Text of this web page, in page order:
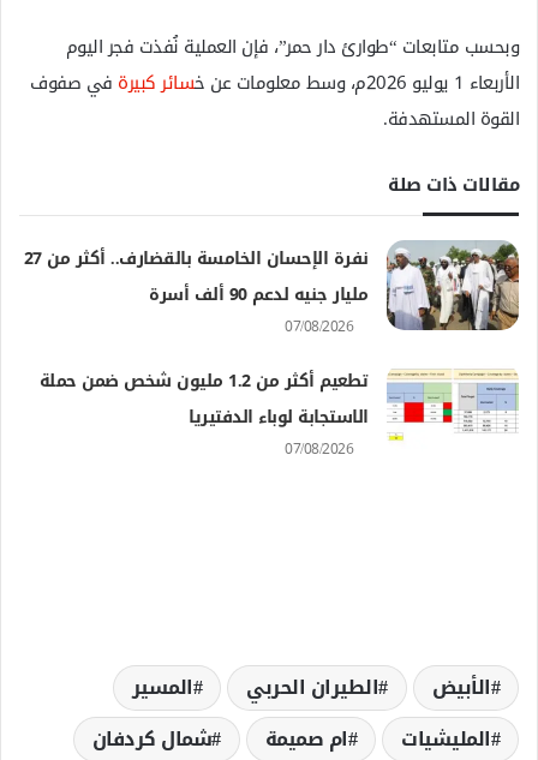
وبحسب متابعات “طوارئ دار حمر”، فإن العملية نُفذت فجر اليوم
الأربعاء 1 يوليو 2026م، وسط معلومات عن خ
سائر كبيرة في صفوف
القوة المستهدفة.
مقالات ذات صلة
نفرة الإحسان الخامسة بالقضارف.. أكثر من 27
مليار جنيه لدعم 90 ألف أسرة
07/08/2026
تطعيم أكثر من 1.2 مليون شخص ضمن حملة
الاستجابة لوباء الدفتيريا
07/08/2026
الأبيض الطيران الحربي
المسير
المليشيات
ام صميمة
شمال كردفان